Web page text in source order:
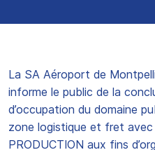
La SA Aéroport de
informe le public de la
d’occupation du domaine
zone logistique et fret
PRODUCTION aux fins